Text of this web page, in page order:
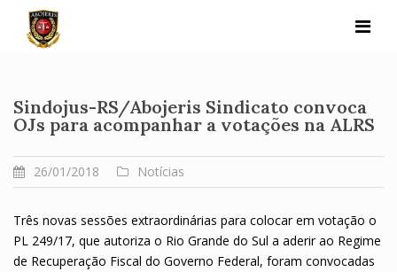
content
Sindojus-RS/Abojeris Sindicato convoca
OJs para acompanhar a votações na ALRS
26/01/2018 Notícias
Três novas sessões extraordinárias para colocar em votação o
PL 249/17, que autoriza o Rio Grande do Sul a aderir ao Regime
de Recuperação Fiscal do Governo Federal, foram convocadas